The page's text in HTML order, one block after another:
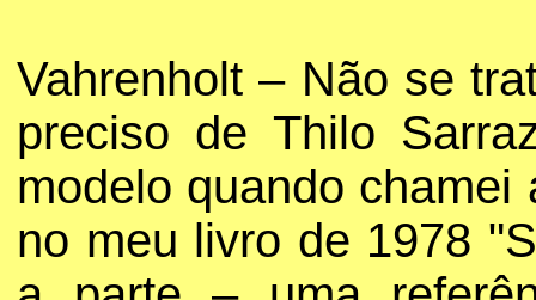
Vahrenholt – Não se
preciso de Thilo
modelo quando
no meu livro de 1978